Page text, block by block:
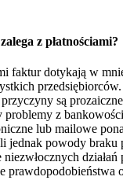
z płatnościami?
faktur dotykają w
są
problemy z
lub mailowe
jednak powody braku
działań
prawdopodobieństwa